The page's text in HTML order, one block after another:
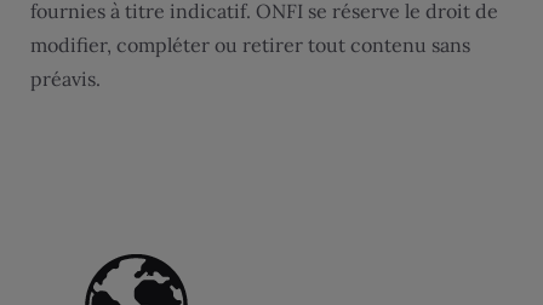
fournies à titre indicatif. ONFI se réserve le droit de
modifier, compléter ou retirer tout contenu sans
préavis.